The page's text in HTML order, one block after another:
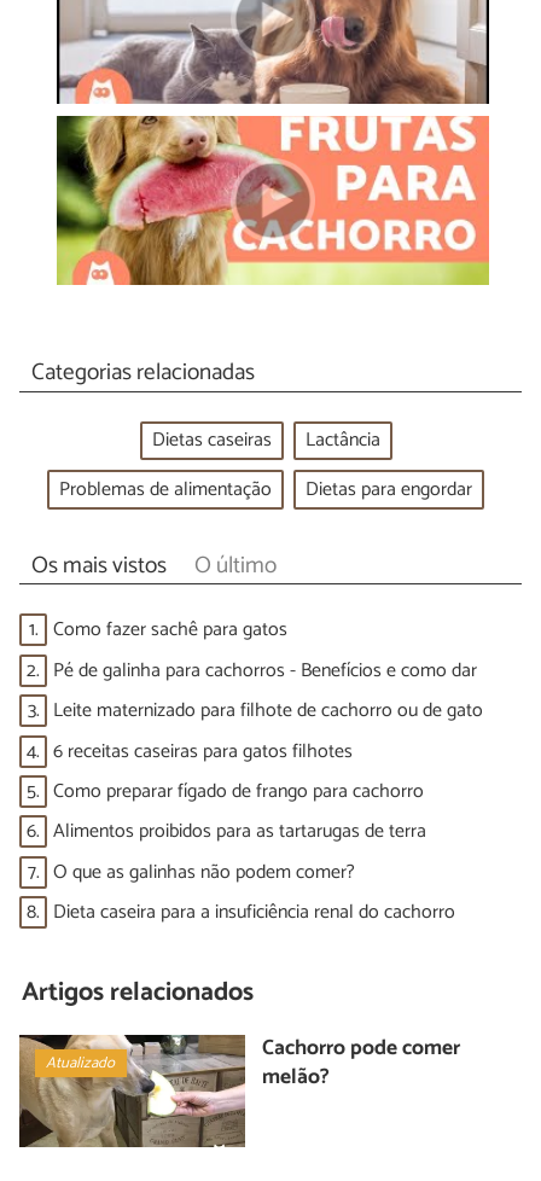
Categorias relacionadas
Dietas caseiras
Lactância
Problemas de alimentação
Dietas para engordar
Os mais vistos O último
1. Como fazer sachê para gatos
2. Pé de galinha para cachorros - Benefícios e como dar
3. Leite maternizado para filhote de cachorro ou de gato
4. 6 receitas caseiras para gatos filhotes
5. Como preparar fígado de frango para cachorro
6. Alimentos proibidos para as tartarugas de terra
7. O que as galinhas não podem comer?
8. Dieta caseira para a insuficiência renal do cachorro
Artigos relacionados
Atualizado
Cachorro pode comer
melão?